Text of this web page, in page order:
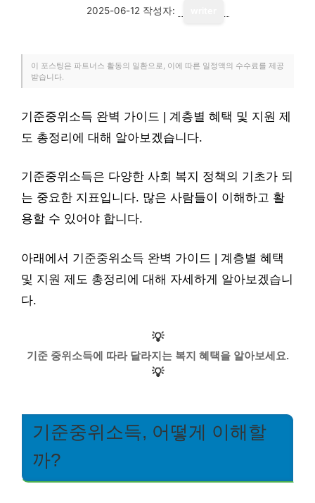
2025-06-12 작성자:
이 포스팅은 파트너스 활동의 일환으로, 이에 따른 일정액의 수수료를 제공
받습니다.
기준중위소득 완벽 가이드 | 계층별 혜택 및 지원 제
도 총정리에 대해 알아보겠습니다.
기준중위소득은 다양한 사회 복지 정책의 기초가 되
는 중요한 지표입니다. 많은 사람들이 이해하고 활
용할 수 있어야 합니다.
아래에서 기준중위소득 완벽 가이드 | 계층별 혜택
및 지원 제도 총정리에 대해 자세하게 알아보겠습니
다.
💡
기준 중위소득에 따라 달라지는 복지 혜택을 알아보세요.
💡
기준중위소득, 어떻게 이해할
까?